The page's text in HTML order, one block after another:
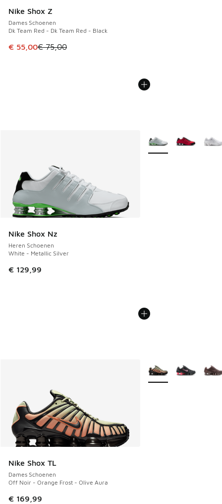
Nike Shox Z
Dames Schoenen
Dk Team Red - Dk Team Red - Black
Dit artikel is in de uitverkoop. Dit artikel is in de
€ 55,00€ 75,00
Nike Shox Nz
Heren Schoenen
White - Metallic Silver
€ 129,99
Meer kleuren
Nike Shox TL
Dames Schoenen
Off Noir - Orange Frost - Olive Aura
€ 169,99
Meer kleuren